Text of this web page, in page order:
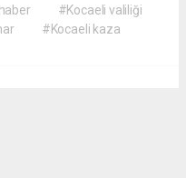
#Kocaeli valiliği
#Kocaeli kaza